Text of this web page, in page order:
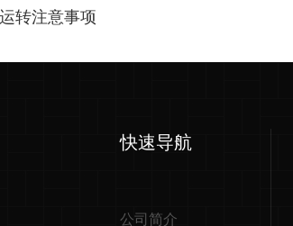
转注意事项
快速导航
公司简介